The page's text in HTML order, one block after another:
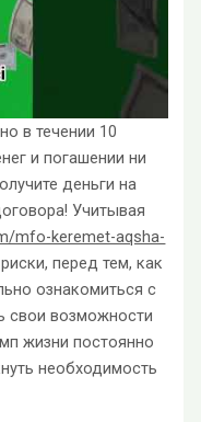
в течении 10
и погашении ни
деньги на
Учитывая
mfo-keremet-aqsha-
риски, перед тем, как
ознакомиться с
свои возможности
жизни постоянно
необходимость